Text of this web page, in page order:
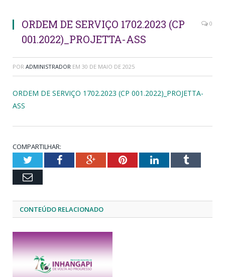
ORDEM DE SERVIÇO 1702.2023 (CP
001.2022)_PROJETTA-ASS
0
POR ADMINISTRADOR EM 30 DE MAIO DE 2025
ORDEM DE SERVIÇO 1702.2023 (CP 001.2022)_PROJETTA-
ASS
COMPARTILHAR:
TwitterFacebookGoogle+PinterestLinkedInTumblr
Email
CONTEÚDO RELACIONADO